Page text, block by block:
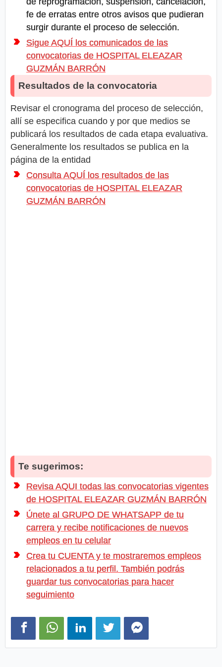
fe de erratas entre otros avisos que pudieran
surgir durante el proceso de selección.
Sigue AQUÍ los comunicados de las
convocatorias de HOSPITAL ELEAZAR
GUZMÁN BARRÓN
Resultados de la convocatoria
Revisar el cronograma del proceso de selección,
allí se especifica cuando y por que medios se
publicará los resultados de cada etapa evaluativa.
Generalmente los resultados se publica en la
página de la entidad
Consulta AQUÍ los resultados de las
convocatorias de HOSPITAL ELEAZAR
GUZMÁN BARRÓN
Te sugerimos:
Revisa AQUI todas las convocatorias vigentes
de HOSPITAL ELEAZAR GUZMÁN BARRÓN
Únete al GRUPO DE WHATSAPP de tu
carrera y recibe notificaciones de nuevos
empleos en tu celular
Crea tu CUENTA y te mostraremos empleos
relacionados a tu perfil. También podrás
guardar tus convocatorias para hacer
seguimiento